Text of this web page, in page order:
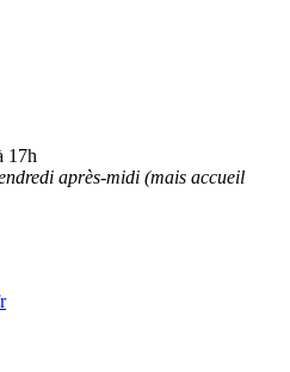
17h
après-midi (mais accueil